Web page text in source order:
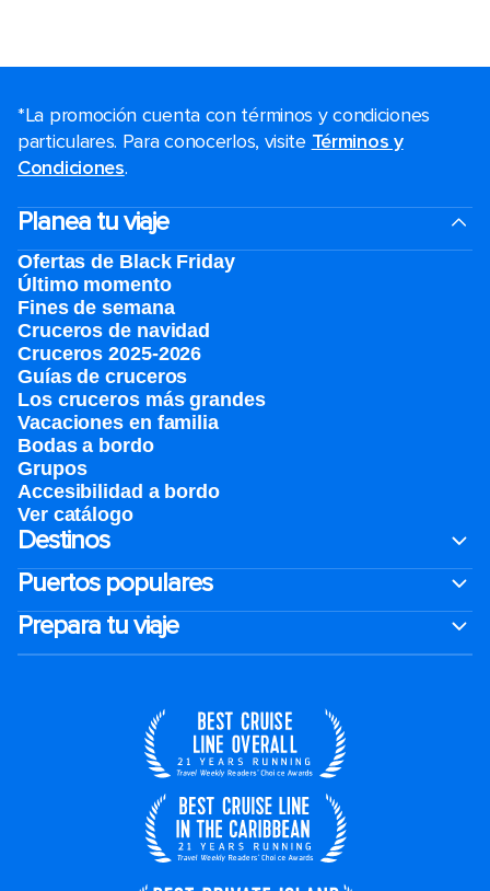
*La promoción cuenta con términos y condiciones
particulares. Para conocerlos, visite Términos y
Condiciones.
Planea tu viaje
Ofertas de Black Friday
Último momento
Fines de semana
Cruceros de navidad
Cruceros 2025-2026
Guías de cruceros
Los cruceros más grandes
Vacaciones en familia
Bodas a bordo
Grupos
Accesibilidad a bordo
Ver catálogo
Destinos
Puertos populares
Prepara tu viaje